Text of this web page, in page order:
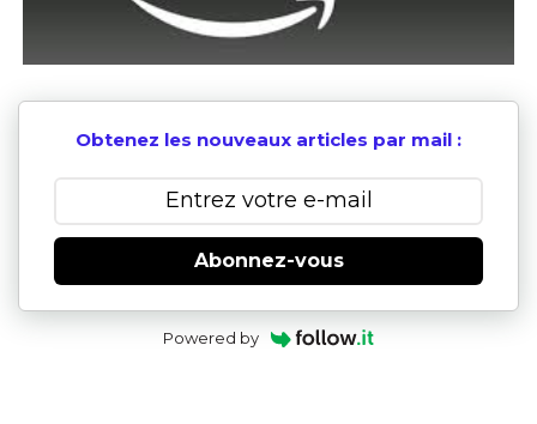
Obtenez les nouveaux articles par mail :
Abonnez-vous
Powered by